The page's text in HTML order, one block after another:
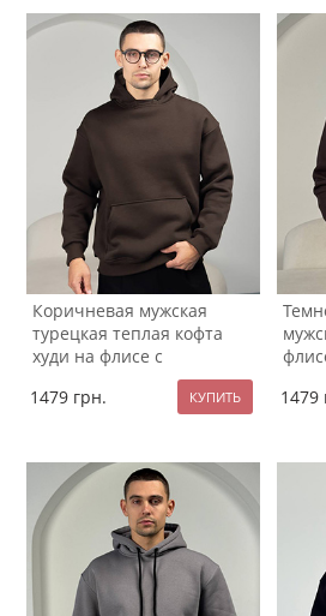
Коричневая мужская
турецкая теплая кофта
худи на флисе с
капюшоном К-1337
1479 грн.
1479